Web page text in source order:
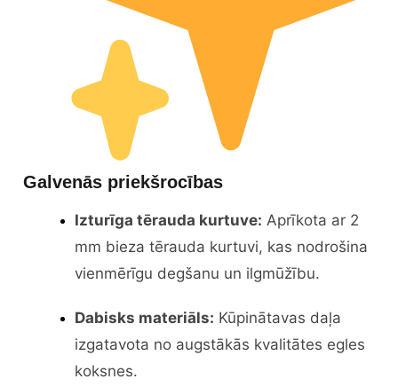
Galvenās priekšrocības
Izturīga tērauda kurtuve: Aprīkota ar 2
mm bieza tērauda kurtuvi, kas nodrošina
vienmērīgu degšanu un ilgmūžību.
Dabisks materiāls: Kūpinātavas daļa
izgatavota no augstākās kvalitātes egles
koksnes.